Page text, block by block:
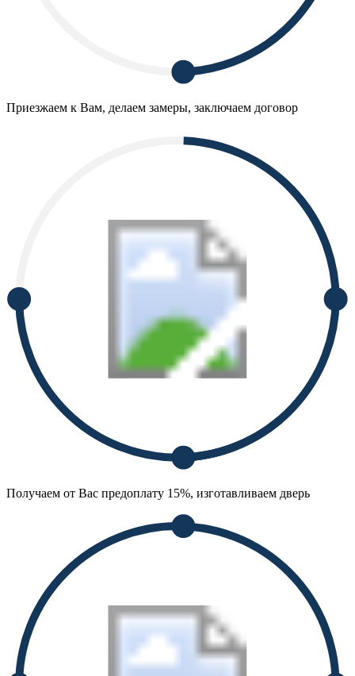
Приезжаем к Вам, делаем замеры, заключаем договор
Получаем от Вас предоплату 15%, изготавливаем дверь